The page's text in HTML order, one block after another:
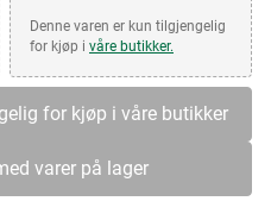
Denne varen er kun tilgjengelig
for kjøp i våre butikker.
for kjøp i våre butikker
varer på lager